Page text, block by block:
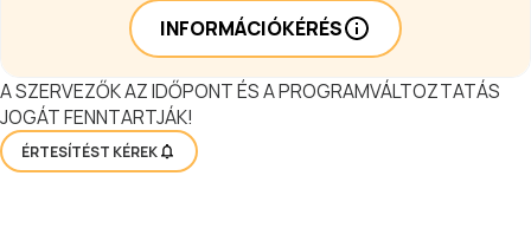
INFORMÁCIÓKÉRÉS
A SZERVEZŐK AZ IDŐPONT ÉS A PROGRAMVÁLTOZTATÁS
JOGÁT FENNTARTJÁK!
ÉRTESÍTÉST KÉREK